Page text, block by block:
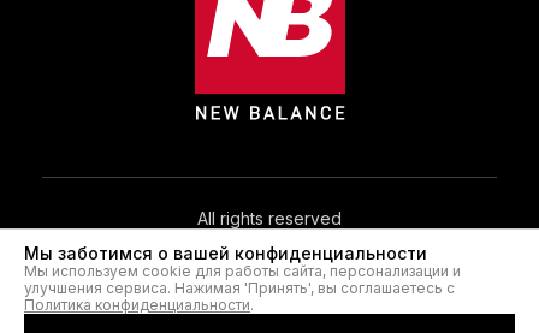
All rights reserved
© 2026. NB.IN.UA®
Мы заботимся о вашей конфиденциальности
Мы используем cookie для работы сайта, персонализации и
улучшения сервиса. Нажимая 'Принять', вы соглашаетесь с
Политика конфиденциальности.